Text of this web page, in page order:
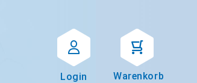
Login Warenkorb